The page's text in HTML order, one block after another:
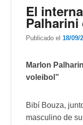
El
Palharini
Publicado el18/09/
Marlon
voleibol”
Bibí Bouza,
masculino de